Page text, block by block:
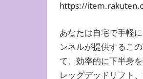
https://
あなたは自宅で手軽
ンネルが提供するこ
て、効率的に下半身
レッグデッドリフト